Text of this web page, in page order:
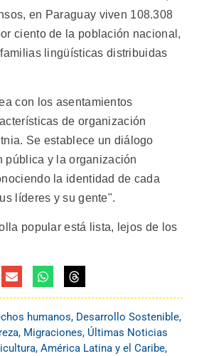
en Paraguay viven 108.308
ciento de la población nacional,
lingüísticas distribuidas
con los asentamientos
de organización
Se establece un diálogo
pública y la organización
la identidad de cada
líderes y su gente".
popular está lista, lejos de los
humanos, Desarrollo Sostenible,
, Migraciones, Últimas Noticias
, América Latina y el Caribe,